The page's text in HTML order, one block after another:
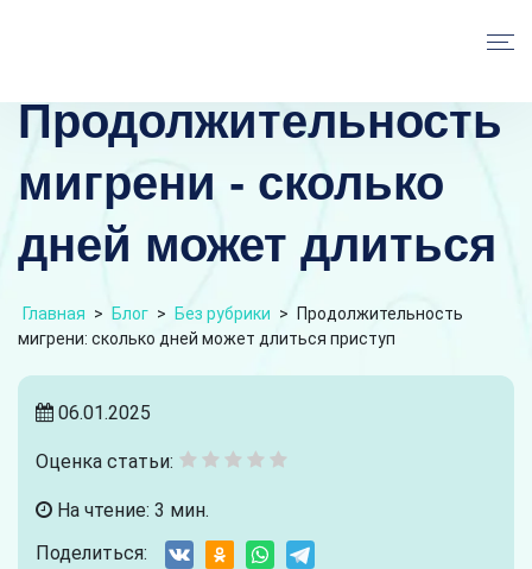
Продолжительность
мигрени - сколько
дней может длиться
Главная > Блог > Без рубрики >
Продолжительность
мигрени: сколько дней может длиться приступ
06.01.2025
Оценка статьи:
На чтение: 3 мин.
Поделиться: